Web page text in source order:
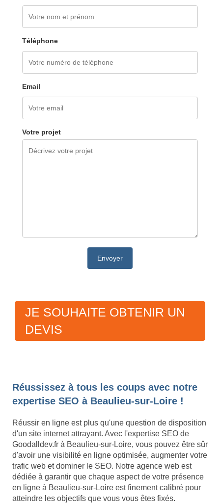
Téléphone
Email
Votre projet
JE SOUHAITE OBTENIR UN
DEVIS
Réussissez à tous les coups avec notre
expertise SEO à Beaulieu-sur-Loire !
Réussir en ligne est plus qu'une question de disposition
d'un site internet attrayant. Avec l'expertise SEO de
Goodalldev.fr à Beaulieu-sur-Loire, vous pouvez être sûr
d'avoir une visibilité en ligne optimisée, augmenter votre
trafic web et dominer le SEO. Notre agence web est
dédiée à garantir que chaque aspect de votre présence
en ligne à Beaulieu-sur-Loire est finement calibré pour
atteindre les objectifs que vous vous êtes fixés.